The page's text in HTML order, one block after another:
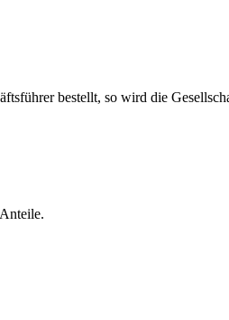
bestellt, so wird die